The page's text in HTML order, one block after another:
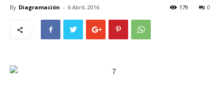
By Diagramación - 6 Abril, 2016 0
179